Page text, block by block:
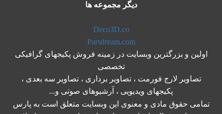
دیگر مجموعه ها
Deco3D.co
Parsdream.com
اولین و بزرگترین وبسایت در زمینه فروش پکیجهای گرافیکی
تخصصی
تصاویر لارج فورمت ، تصاویر برداری ، تصاویر سه بعدی ،
پکیجهای ویدیویی ، آرشیوهای صوتی و...
تمامی حقوق مادی و معنوی این وبسایت متعلق است به پارس